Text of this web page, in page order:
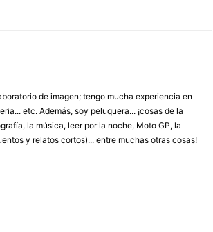
de imagen; tengo mucha experiencia en
etc. Además, soy peluquera... ¡cosas de la
la música, leer por la noche, Moto GP, la
y relatos cortos)... entre muchas otras cosas!